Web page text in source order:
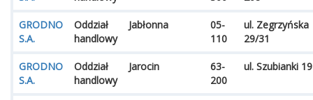
GRODNO
S.A.
Oddział
handlowy
Jabłonna
05-
110
ul. Zegrzyńska
29/31
GRODNO
S.A.
Oddział
handlowy
Jarocin
63-
200
ul. Szubianki 19